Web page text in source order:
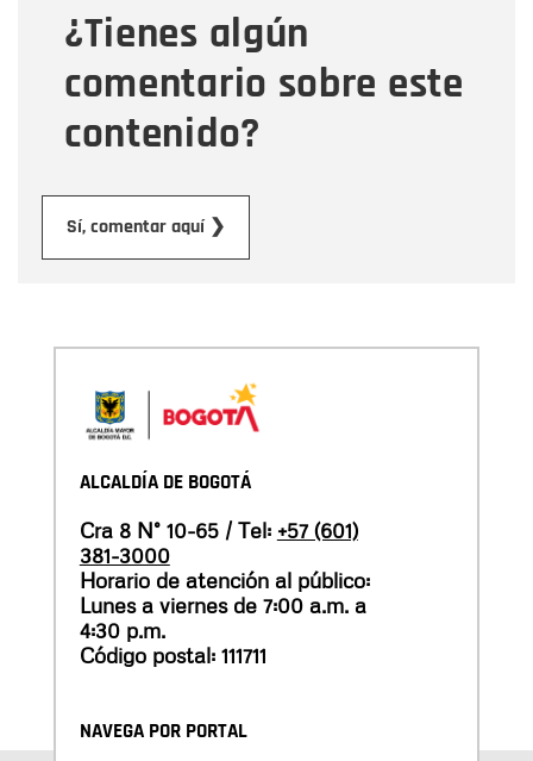
¿Tienes algún
comentario sobre este
contenido?
Sí, comentar aquí ❯
Mensaje
ALCALDÍA DE BOGOTÁ
Cra 8 N° 10-65 / Tel: +57 (601)
381-3000
Horario de atención al público:
Lunes a viernes de 7:00 a.m. a
4:30 p.m.
Código postal: 111711
NAVEGA POR PORTAL